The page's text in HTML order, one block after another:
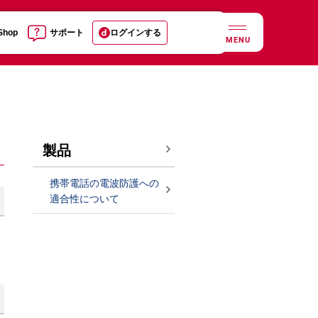
サポート ログインする
MENU
製品
携帯電話の電波防護への
適合性について